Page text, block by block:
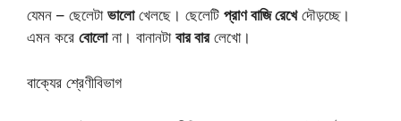
যেমন – ছেলেটা ভালোখেলছে। ছেলেটি প্রাণ বাজি রেখেদৌড়চ্ছে।
এমন করে বোলোনা। বানানটা বার বারলেখো।
বাক্যের শ্রেণীবিভাগ